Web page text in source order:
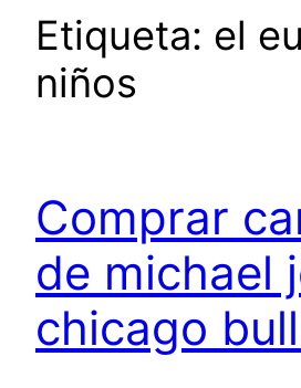
Etiqueta: el
niños
Comprar
de michael
chicago